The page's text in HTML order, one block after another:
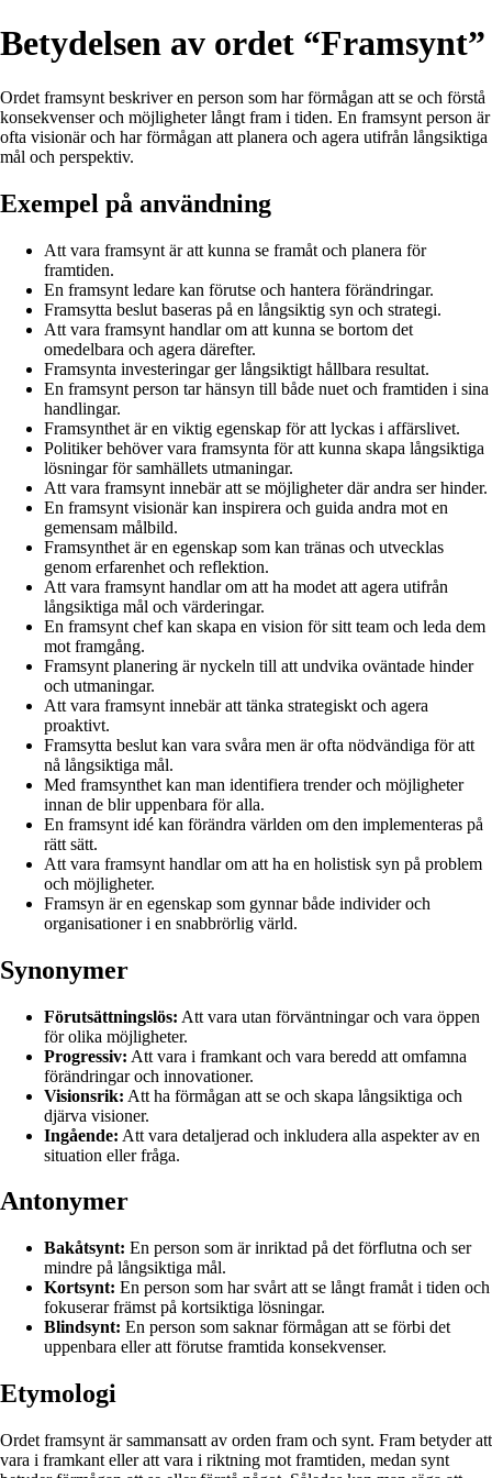
Betydelsen av ordet “Framsynt”
Ordet framsynt beskriver en person som har förmågan att se och förstå
konsekvenser och möjligheter långt fram i tiden. En framsynt person är
ofta visionär och har förmågan att planera och agera utifrån långsiktiga
mål och perspektiv.
Exempel på användning
Att vara framsynt är att kunna se framåt och planera för
framtiden.
En framsynt ledare kan förutse och hantera förändringar.
Framsytta beslut baseras på en långsiktig syn och strategi.
Att vara framsynt handlar om att kunna se bortom det
omedelbara och agera därefter.
Framsynta investeringar ger långsiktigt hållbara resultat.
En framsynt person tar hänsyn till både nuet och framtiden i sina
handlingar.
Framsynthet är en viktig egenskap för att lyckas i affärslivet.
Politiker behöver vara framsynta för att kunna skapa långsiktiga
lösningar för samhällets utmaningar.
Att vara framsynt innebär att se möjligheter där andra ser hinder.
En framsynt visionär kan inspirera och guida andra mot en
gemensam målbild.
Framsynthet är en egenskap som kan tränas och utvecklas
genom erfarenhet och reflektion.
Att vara framsynt handlar om att ha modet att agera utifrån
långsiktiga mål och värderingar.
En framsynt chef kan skapa en vision för sitt team och leda dem
mot framgång.
Framsynt planering är nyckeln till att undvika oväntade hinder
och utmaningar.
Att vara framsynt innebär att tänka strategiskt och agera
proaktivt.
Framsytta beslut kan vara svåra men är ofta nödvändiga för att
nå långsiktiga mål.
Med framsynthet kan man identifiera trender och möjligheter
innan de blir uppenbara för alla.
En framsynt idé kan förändra världen om den implementeras på
rätt sätt.
Att vara framsynt handlar om att ha en holistisk syn på problem
och möjligheter.
Framsyn är en egenskap som gynnar både individer och
organisationer i en snabbrörlig värld.
Synonymer
Förutsättningslös: Att vara utan förväntningar och vara öppen
för olika möjligheter.
Progressiv: Att vara i framkant och vara beredd att omfamna
förändringar och innovationer.
Visionsrik: Att ha förmågan att se och skapa långsiktiga och
djärva visioner.
Ingående: Att vara detaljerad och inkludera alla aspekter av en
situation eller fråga.
Antonymer
Bakåtsynt: En person som är inriktad på det förflutna och ser
mindre på långsiktiga mål.
Kortsynt: En person som har svårt att se långt framåt i tiden och
fokuserar främst på kortsiktiga lösningar.
Blindsynt: En person som saknar förmågan att se förbi det
uppenbara eller att förutse framtida konsekvenser.
Etymologi
Ordet framsynt är sammansatt av orden fram och synt. Fram betyder att
vara i framkant eller att vara i riktning mot framtiden, medan synt